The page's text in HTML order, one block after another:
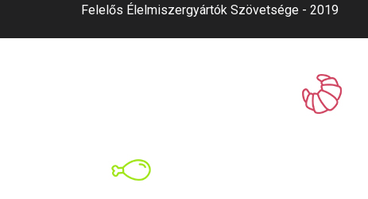
Felelős Élelmiszergyártók Szövetsége - 2019